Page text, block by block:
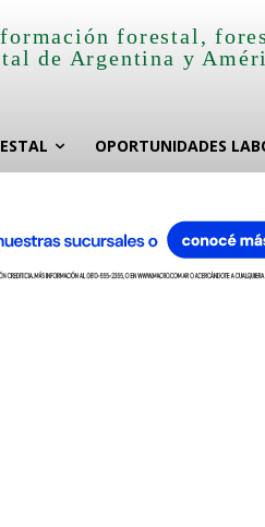
forestal,
de Argentina y
OPORTUNIDADES